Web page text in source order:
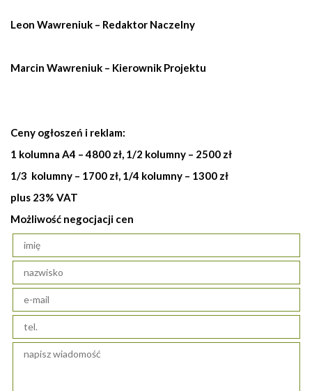
Leon Wawreniuk – Redaktor Naczelny
Marcin Wawreniuk – Kierownik Projektu
Ceny ogłoszeń i reklam:
1 kolumna A4 – 4800 zł, 1/2 kolumny – 2500 zł
1/3 kolumny – 1700 zł, 1/4 kolumny – 1300 zł
plus 23% VAT
Możliwość negocjacji cen